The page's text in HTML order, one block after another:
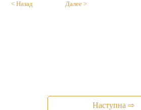
< Назад Далее >
Наступна ⇨